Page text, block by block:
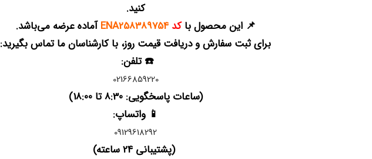
کنید.
📌 این محصول باکد ENA258389754
آماده عرضه می‌باشد.
برای ثبت سفارش و دریافت قیمت روز، با کارشناسان ما تماس بگیرید:
☎️ تلفن:
02166859220
(ساعات پاسخگویی: 8:30 تا 18:00)
📱 واتساپ:
09129618292
(پشتیبانی 24 ساعته)